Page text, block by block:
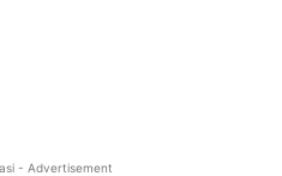
- Advertisement